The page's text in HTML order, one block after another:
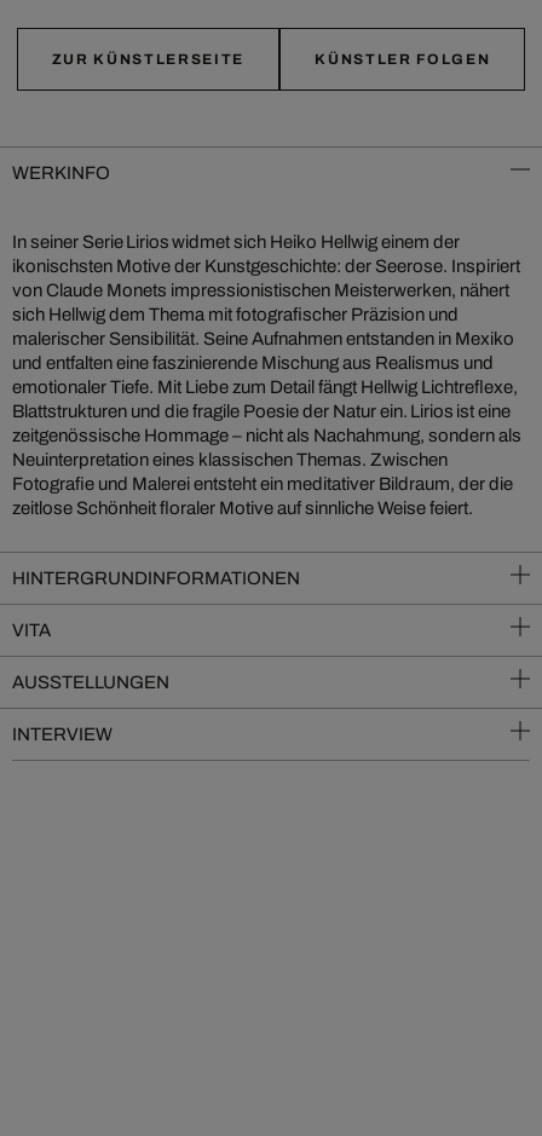
ZUR KÜNSTLERSEITE KÜNSTLER FOLGEN
WERKINFO
In seiner Serie Lirios widmet sich Heiko Hellwig einem der
ikonischsten Motive der Kunstgeschichte: der Seerose. Inspiriert
von Claude Monets impressionistischen Meisterwerken, nähert
sich Hellwig dem Thema mit fotografischer Präzision und
malerischer Sensibilität. Seine Aufnahmen entstanden in Mexiko
und entfalten eine faszinierende Mischung aus Realismus und
emotionaler Tiefe. Mit Liebe zum Detail fängt Hellwig Lichtreflexe,
Blattstrukturen und die fragile Poesie der Natur ein. Lirios ist eine
zeitgenössische Hommage – nicht als Nachahmung, sondern als
Neuinterpretation eines klassischen Themas. Zwischen
Fotografie und Malerei entsteht ein meditativer Bildraum, der die
zeitlose Schönheit floraler Motive auf sinnliche Weise feiert.
HINTERGRUNDINFORMATIONEN
VITA
AUSSTELLUNGEN
INTERVIEW